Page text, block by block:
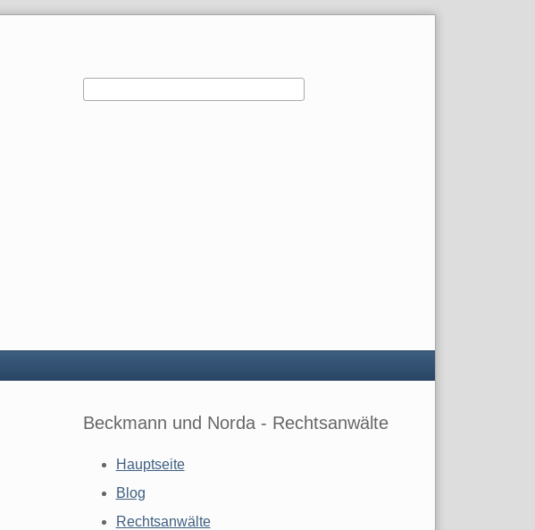
Beckmann und Norda - Rechtsanwälte
Hauptseite
Blog
Rechtsanwälte